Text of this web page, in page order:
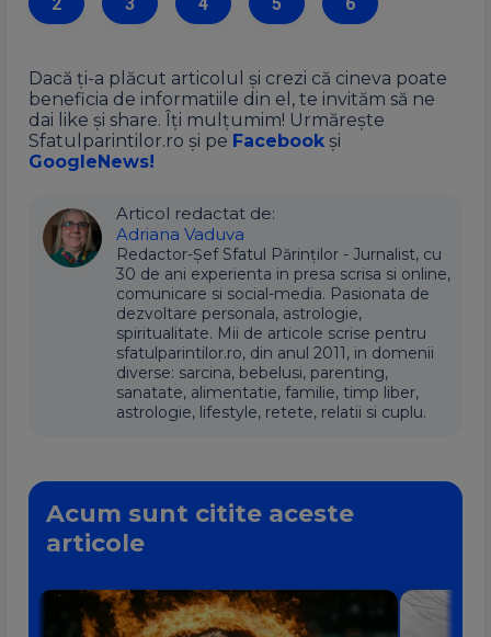
Dacă ți-a plăcut articolul și crezi că cineva poate
beneficia de informatiile din el, te invităm să ne
dai like și share. Îți mulțumim! Urmărește
Sfatulparintilor.ro și pe Facebook și
GoogleNews!
Articol redactat de:
Adriana Vaduva
Redactor-Șef Sfatul Părinților - Jurnalist, cu
30 de ani experienta in presa scrisa si online,
comunicare si social-media. Pasionata de
dezvoltare personala, astrologie,
spiritualitate. Mii de articole scrise pentru
sfatulparintilor.ro, din anul 2011, in domenii
diverse: sarcina, bebelusi, parenting,
sanatate, alimentatie, familie, timp liber,
astrologie, lifestyle, retete, relatii si cuplu.
Acum sunt citite aceste
articole